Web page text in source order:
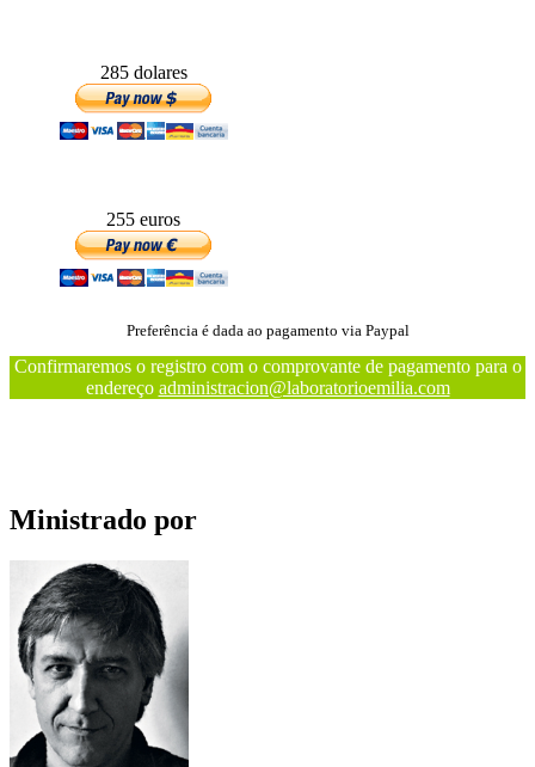
285 dolares
255 euros
Preferência é dada ao pagamento via Paypal
Confirmaremos o registro com o comprovante de pagamento para o
endereço administracion@laboratorioemilia.com
Ministrado por